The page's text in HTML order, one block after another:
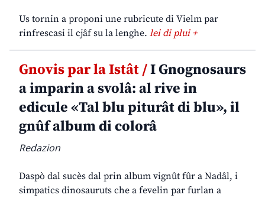
Us tornin a proponi une rubricute di Vielm par
rinfrescasi il cjâf su la lenghe. lei di plui +
Gnovis par la Istât /I Gnognosaurs
a imparin a svolâ: al rive in
edicule «Tal blu piturât di blu», il
gnûf album di colorâ
Redazion
Daspò dal sucès dal prin album vignût fûr a Nadâl, i
simpatics dinosauruts che a fevelin par furlan a